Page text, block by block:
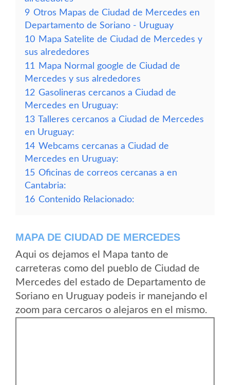
9 Otros Mapas de Ciudad de Mercedes en
Departamento de Soriano - Uruguay
10 Mapa Satelite de Ciudad de Mercedes y
sus alrededores
11
Mapa Normal google de Ciudad de
Mercedes y sus alrededores
12 Gasolineras cercanos a Ciudad de
Mercedes en Uruguay:
13 Talleres cercanos a Ciudad de Mercedes
en Uruguay:
14 Webcams cercanas a Ciudad de
Mercedes en Uruguay:
15 Oficinas de correos cercanas a en
Cantabria:
16 Contenido Relacionado:
MAPA DE CIUDAD DE MERCEDES
Aqui os dejamos el Mapa tanto de
carreteras como del pueblo de Ciudad de
Mercedes del estado de Departamento de
Soriano en Uruguay podeis ir manejando el
zoom para cercaros o alejaros en el mismo.